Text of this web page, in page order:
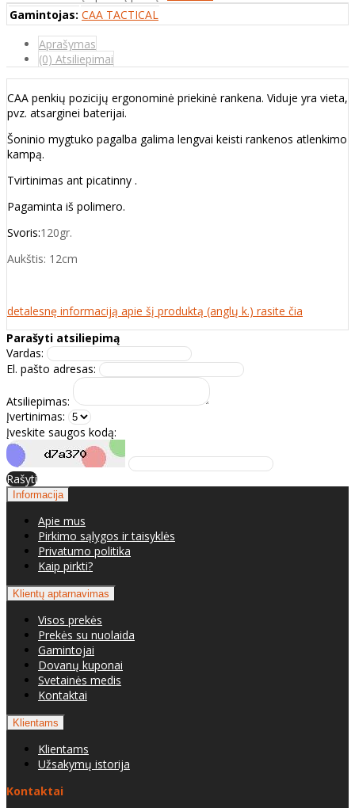
Gamintojas: CAA TACTICAL
Aprašymas
(0) Atsiliepimai
CAA penkių pozicijų ergonominė priekinė rankena. Viduje yra vieta,
pvz. atsarginei baterijai.
Šoninio mygtuko pagalba galima lengvai keisti rankenos atlenkimo
kampą.
Tvirtinimas ant picatinny .
Pagaminta iš polimero.
Svoris:120gr.
Aukštis: 12cm
detalesnę informaciją apie šį produktą (anglų k.) rasite čia
Parašyti atsiliepimą
Vardas:
El. pašto adresas:
Atsiliepimas:
Įvertinimas:
Įveskite saugos kodą:
Rašyti
Informacija
Apie mus
Pirkimo sąlygos ir taisyklės
Privatumo politika
Kaip pirkti?
Klientų aptarnavimas
Visos prekės
Prekės su nuolaida
Gamintojai
Dovanų kuponai
Svetainės medis
Kontaktai
Klientams
Klientams
Užsakymų istorija
Kontaktai